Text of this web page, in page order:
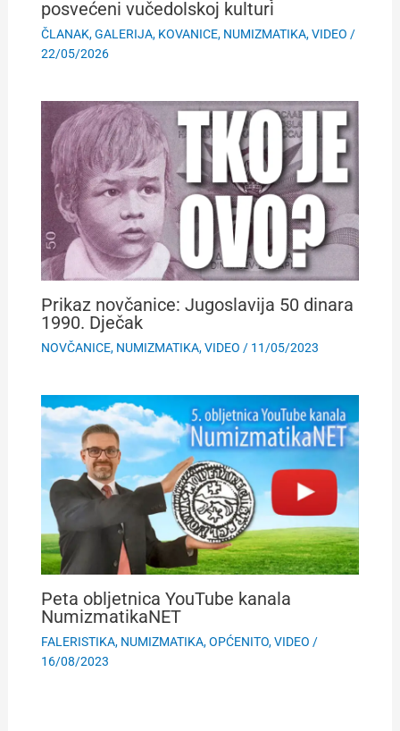
posvećeni vučedolskoj kulturi
ČLANAK,GALERIJA, KOVANICE, NUMIZMATIKA,VIDEO /
22/05/2026
Prikaz novčanice: Jugoslavija 50 dinara
1990. Dječak
NOVČANICE, NUMIZMATIKA,VIDEO / 11/05/2023
Peta obljetnica YouTube kanala
NumizmatikaNET
FALERISTIKA, NUMIZMATIKA,OPĆENITO,VIDEO /
16/08/2023